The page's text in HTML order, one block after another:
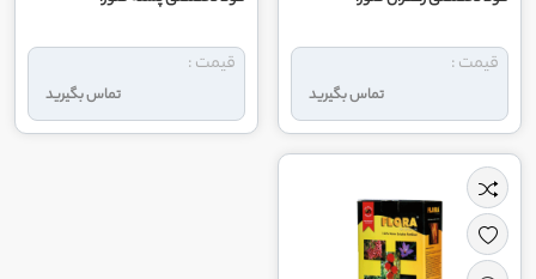
تماس بگیرید
قیمت :
تماس بگیرید
قیمت :